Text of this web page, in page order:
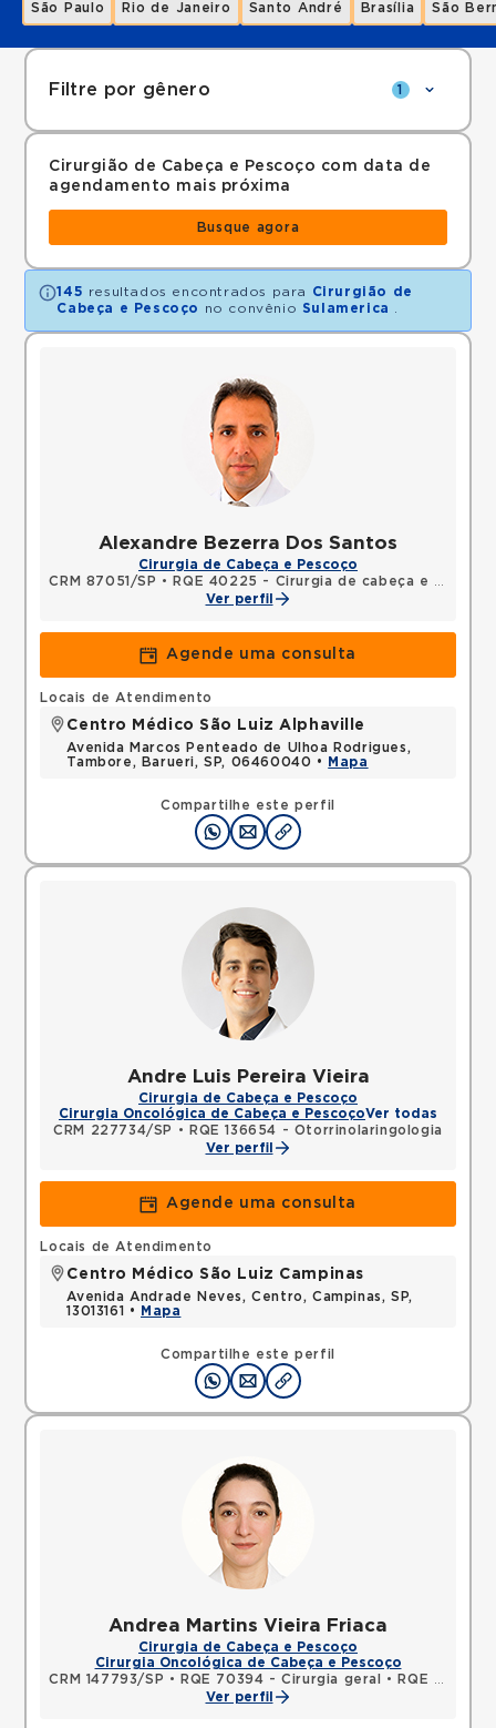
São Paulo Rio de Janeiro Santo André Brasília São
Filtre por gênero 1
Cirurgião de Cabeça e Pescoço com data de
agendamento mais próxima
Busque agora
145 resultados encontrados para
Cirurgião de
Cabeça e Pescoço
no convênio Sulamerica
Alexandre Bezerra Dos Santos
Cirurgia de Cabeça e Pescoço
CRM 87051/SP •
RQE 40225 - Cirurgia de cabeça e pescoço
Ver perfil
Agende uma consulta
Compartilhe este perfil
Locais de Atendimento
Centro Médico São Luiz Alphaville
Avenida Marcos Penteado de Ulhoa Rodrigues,
Tambore, Barueri, SP, 06460040 •
Mapa
Andre Luis Pereira Vieira
Cirurgia de Cabeça e Pescoço
Cirurgia Oncológica de Cabeça e PescoçoVer todas
CRM 227734/SP
•
RQE 136654 - Otorrinolaringologia
Ver perfil
Agende uma consulta
Compartilhe este perfil
Locais de Atendimento
Centro Médico São Luiz Campinas
Avenida Andrade Neves, Centro, Campinas, SP,
13013161 •
Mapa
Andrea Martins Vieira Friaca
Cirurgia de Cabeça e Pescoço
Cirurgia Oncológica de Cabeça e Pescoço
CRM 147793/SP • RQE 70394 - Cirurgia geral •
RQE 70395 - Cirurgia de cabeça e pescoço
Ver perfil